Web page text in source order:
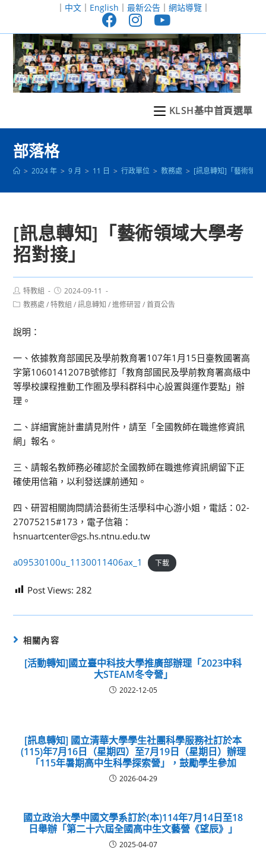
至
｜ 中文｜ English ｜ 最新公告｜ 網站導覽｜
KLSH基中首頁選單
部落格
> 2024 年 > 9 月 > 11 日 > 行政單位 > 教務處 > [訊息轉知]「藝術領域
[訊息轉知]「藝術領域大學考
招對接」
Post
author:
特教組
Post
published:
2024-09-11
Post教務處 / 特教組 / 訊息轉知 / 進修研習 / 首頁公告
說明：
一、依據教育部國民及學前教育署107年1月15日臺教國署高
字第1060141207B號修訂「教育部國民及學前教育署高級中
等學校課程推動工作圈及學科群科中心設置與運作要點」辦
理。
二、詳細實施計畫請見附件，請至「全國教師在職進修資訊
網」報名。
三、請報名教師務必確認於全國教師在職進修資訊網留下正
確使用信箱，以利發送課前通知。
四、研習相關詢問請洽藝術生活學科中心游小姐，電話：02-
27075215#173，電子信箱：
hsnuartcenter@gs.hs.ntnu.edu.tw
a09530100u_1130011406ax_1 下載
Post Views: 282
相關內容
[活動轉知]國立臺中科技大學推廣部辦理「2023中科
大STEAM冬令營」
2022-12-05
[訊息轉知] 國立清華大學學生社團科學服務社訂於本
(115)年7月16日（星期四）至7月19日（星期日）辦理
「115年暑期高中生科學探索營」，鼓勵學生參加
2026-04-29
國立政治大學中國文學系訂於(本)114年7月14日至18
日舉辦「第二十六屆全國高中生文藝營《望辰》」
2025-04-07